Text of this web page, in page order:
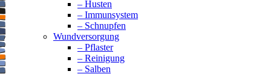
– Husten
– Immunsystem
– Schnupfen
Wundversorgung
– Pflaster
– Reinigung
– Salben